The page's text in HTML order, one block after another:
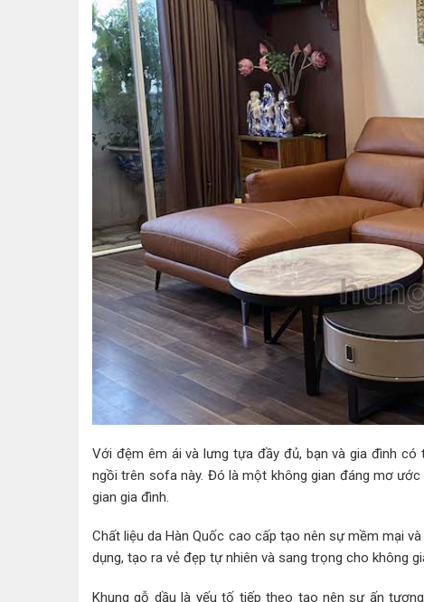
Với đệm êm ái và lưng tựa đầy đủ, bạn và gia đình
ngồi trên sofa này. Đó là một không gian đáng mơ
gian gia đình.
Chất liệu da Hàn Quốc cao cấp tạo nên sự mềm mại
dụng, tạo ra vẻ đẹp tự nhiên và sang trọng cho không
Khung gỗ dầu là yếu tố tiếp theo tạo nên sự ấn